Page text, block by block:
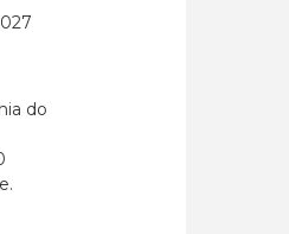
do
zdjęcie